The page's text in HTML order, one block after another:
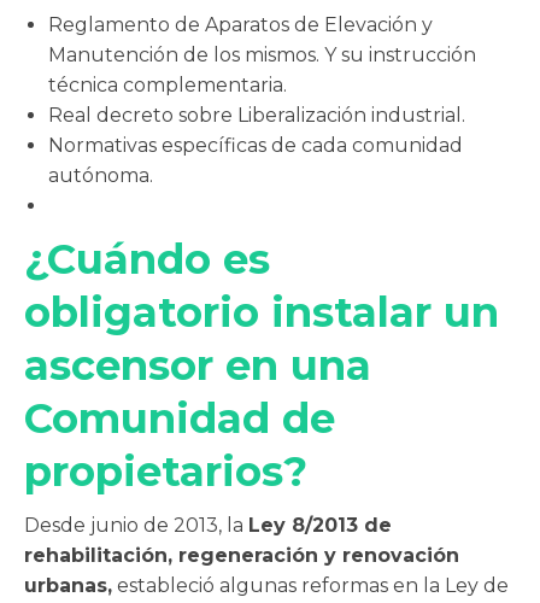
Reglamento de Aparatos de Elevación y
Manutención de los mismos. Y su instrucción
técnica complementaria.
Real decreto sobre Liberalización industrial.
Normativas específicas de cada comunidad
autónoma.
¿Cuándo es
obligatorio instalar un
ascensor en una
Comunidad de
propietarios?
Desde junio de 2013, la Ley 8/2013 de
rehabilitación, regeneración y renovación
urbanas, estableció algunas reformas en la Ley de